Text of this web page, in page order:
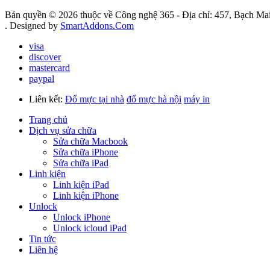
Bản quyền © 2026 thuộc về Công nghệ 365 - Địa chỉ: 457, Bạch
. Designed by SmartAddons.Com
visa
discover
mastercard
paypal
Liên kết: Đổ mực tại nhà đổ mực hà nội máy in
Trang chủ
Dịch vụ sửa chữa
Sửa chữa Macbook
Sửa chữa iPhone
Sửa chữa iPad
Linh kiện
Linh kiện iPad
Linh kiện iPhone
Unlock
Unlock iPhone
Unlock icloud iPad
Tin tức
Liên hệ